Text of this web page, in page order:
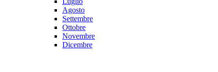
Agosto
Settembre
Ottobre
Novembre
Dicembre